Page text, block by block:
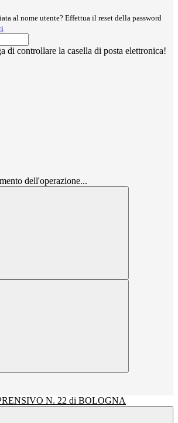
al nome utente? Effettua il reset della password
di controllare la casella di posta elettronica!
dell'operazione...